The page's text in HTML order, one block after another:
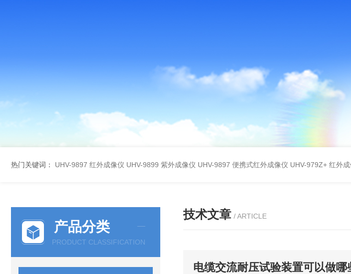
热门关键词： UHV-9897 红外成像仪 UHV-9899 紫外成像仪 UHV-9897 便携式红外成像仪 UHV-979Z+ 红外
产品分类
PRODUCT CLASSIFICATION
技术文章 / ARTICLE
电缆交流耐压试验装置可以做哪